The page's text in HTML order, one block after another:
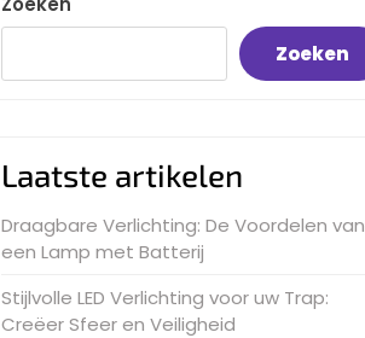
Zoeken
Laatste artikelen
Draagbare Verlichting: De Voordelen van
een Lamp met Batterij
Stijlvolle LED Verlichting voor uw Trap:
Creëer Sfeer en Veiligheid